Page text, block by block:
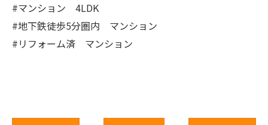
#マンション 4LDK
#地下鉄徒歩5分圏内 マンション
#リフォーム済 マンション